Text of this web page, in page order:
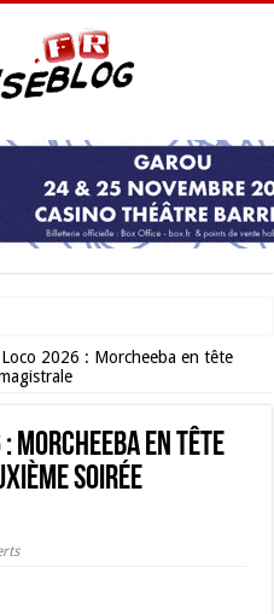
: l’événement incontournable de
Loco 2026 : Morcheeba en tête
: Morcheeba en tête
soirée